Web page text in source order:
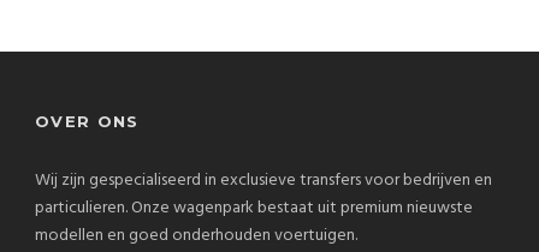
OVER ONS
Wij zijn gespecialiseerd in exclusieve transfers voor bedrijven en
particulieren. Onze wagenpark bestaat uit premium nieuwste
modellen en goed onderhouden voertuigen.